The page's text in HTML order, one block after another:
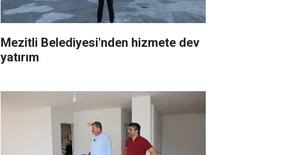
Mezitli Belediyesi'nden hizmete dev
yatırım